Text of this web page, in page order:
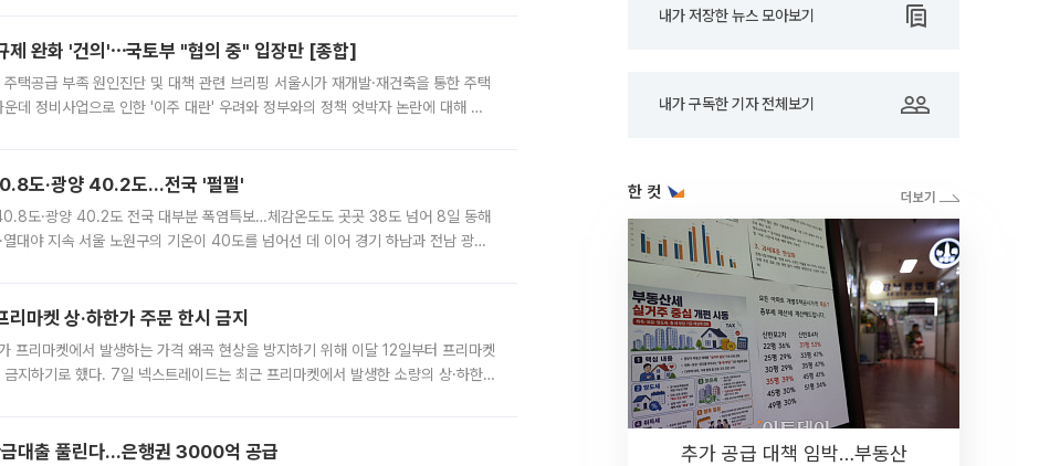
제 완화 '건의'⋯국토부 "협의 중" 입장만 [종합]
택공급 부족 원인진단 및 대책 관련 브리핑 서울시가 재개발·재건축을 통한 주택
데 정비사업으로 인한 '이주 대란' 우려와 정부와의 정책 엇박자 논란에 대해 정
도·광양 40.2도…전국 '펄펄'
도·광양 40.2도 전국 대부분 폭염특보…체감온도도 곳곳 38도 넘어 8일 동해
대야 지속 서울 노원구의 기온이 40도를 넘어선 데 이어 경기 하남과 전남 광양
마켓 상·하한가 주문 한시 금지
프리마켓에서 발생하는 가격 왜곡 현상을 방지하기 위해 이달 12일부터 프리마켓
지하기로 했다. 7일 넥스트레이드는 최근 프리마켓에서 발생한 소량의 상·하한
대출 풀린다…은행권 3000억 공급
내가 저장한 뉴스 모아보기
내가 구독한 기자 전체보기
한 컷
추가 공급 대책 임박…부동산